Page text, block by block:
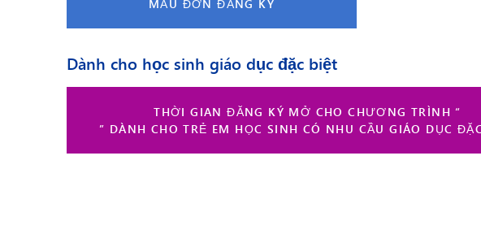
MẪU ĐƠN ĐĂNG KÝ
Dành cho học sinh giáo dục đặc biệt
THỜI GIAN ĐĂNG KÝ MỞ CHO CHƯƠNG TRÌNH “
” DÀNH CHO TRẺ EM HỌC SINH CÓ NHU CẦU GIÁO DỤC